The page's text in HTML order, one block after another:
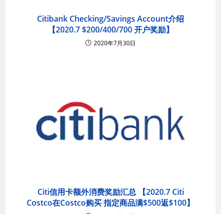
Citibank Checking/Savings Account介绍
【2020.7 $200/400/700 开户奖励】
2020年7月30日
Citi信用卡额外消费奖励汇总 【2020.7 Citi
Costco在Costco购买 指定商品满$500返$100】